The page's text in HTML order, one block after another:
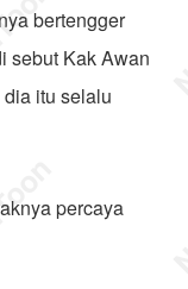
bertengger
sebut Kak Awan
itu selalu
percaya